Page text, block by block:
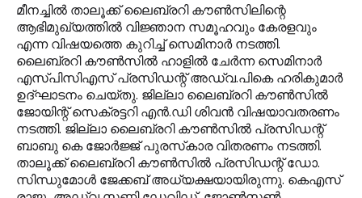
മീനച്ചില്‍ താലൂക്ക് ലൈബ്രറി കൗണ്‍സിലിന്റെ
ആഭിമുഖ്യത്തില്‍ വിജ്ഞാന സമൂഹവും കേരളവും
എന്ന വിഷയത്തെ കുറിച്ച് സെമിനാര്‍ നടത്തി.
ലൈബ്രറി കൗണ്‍സില്‍ ഹാളില്‍ ചേര്‍ന്ന സെമിനാര്‍
എസ്പിസിഎസ് പ്രസിഡന്റ് അഡ്വ.പികെ ഹരികുമാര്‍
ഉദ്ഘാടനം ചെയ്തു. ജില്ലാ ലൈബ്രറി കൗണ്‍സില്‍
ജോയിന്റ് സെക്രട്ടറി എന്‍.ഡി ശിവന്‍ വിഷയാവതരണം
നടത്തി. ജില്ലാ ലൈബ്രറി കൗണ്‍സില്‍ പ്രസിഡന്റ്
ബാബു കെ ജോര്‍ജ്ജ് പുരസ്‌കാര വിതരണം നടത്തി.
താലൂക്ക് ലൈബ്രറി കൗണ്‍സില്‍ പ്രസിഡന്റ് ഡോ.
സിന്ധുമോള്‍ ജേക്കബ് അധ്യക്ഷയായിരുന്നു. കെഎസ്